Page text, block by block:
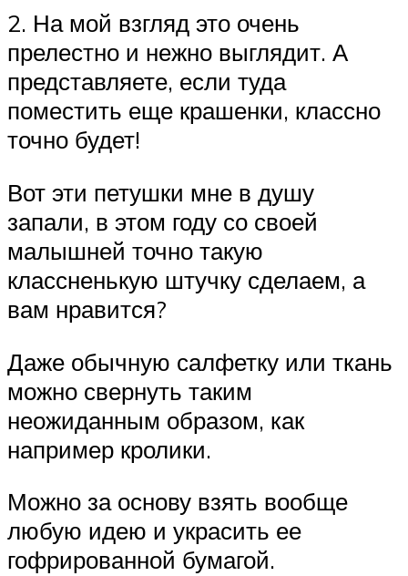
2. На мой взгляд это очень
прелестно и нежно выглядит. А
представляете, если туда
поместить еще крашенки, классно
точно будет!
Вот эти петушки мне в душу
запали, в этом году со своей
малышней точно такую
классненькую штучку сделаем, а
вам нравится?
Даже обычную салфетку или ткань
можно свернуть таким
неожиданным образом, как
например кролики.
Можно за основу взять вообще
любую идею и украсить ее
гофрированной бумагой.